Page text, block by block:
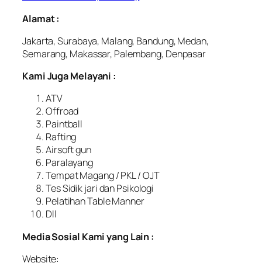
Alamat :
Jakarta, Surabaya, Malang, Bandung, Medan,
Semarang, Makassar, Palembang, Denpasar
Kami Juga Melayani :
ATV
Offroad
Paintball
Rafting
Airsoft gun
Paralayang
Tempat Magang / PKL / OJT
Tes Sidik jari dan Psikologi
Pelatihan Table Manner
Dll
Media Sosial Kami yang Lain :
Website: